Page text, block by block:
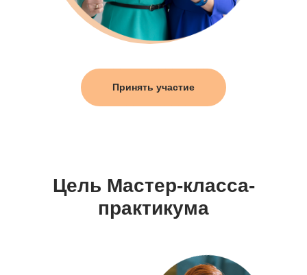
Принять участие
Цель Мастер-класса-
практикума